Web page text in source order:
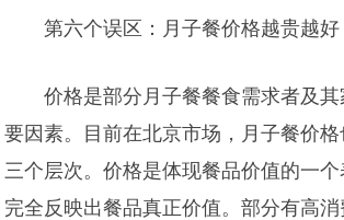
第六个误区：月子餐价格越贵越好
价格是部分月子餐餐食需求者及
要因素。目前在北京市场，月子餐价
三个层次。价格是体现餐品价值的一
完全反映出餐品真正价值。部分有高消